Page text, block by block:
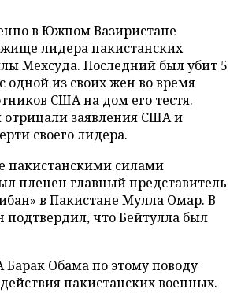
в Южном Вазиристане
лидера пакистанских
Мехсуда. Последний был убит 5
одной из своих жен во время
США на дом его тестя.
отрицали заявления США и
своего лидера.
пакистанскими силами
пленен главный представитель
в Пакистане Мулла Омар. В
подтвердил, что Бейтулла был
Обама по этому поводу
пакистанских военных.